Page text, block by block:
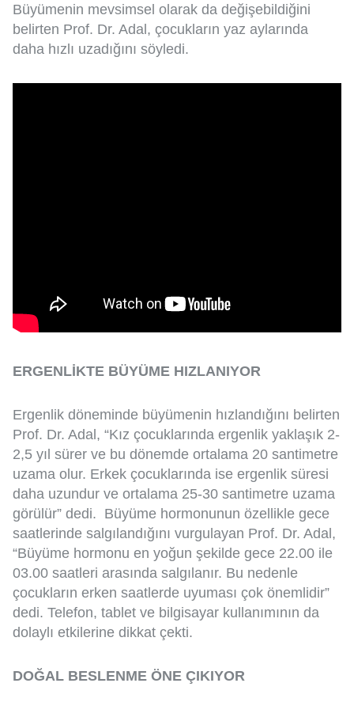
Büyümenin mevsimsel olarak da değişebildiğini
belirten Prof. Dr. Adal, çocukların yaz aylarında
daha hızlı uzadığını söyledi.
ERGENLİKTE BÜYÜME HIZLANIYOR
Ergenlik döneminde büyümenin hızlandığını belirten
Prof. Dr. Adal, “Kız çocuklarında ergenlik yaklaşık 2-
2,5 yıl sürer ve bu dönemde ortalama 20 santimetre
uzama olur. Erkek çocuklarında ise ergenlik süresi
daha uzundur ve ortalama 25-30 santimetre uzama
görülür” dedi. Büyüme hormonunun özellikle gece
saatlerinde salgılandığını vurgulayan Prof. Dr. Adal,
“Büyüme hormonu en yoğun şekilde gece 22.00 ile
03.00 saatleri arasında salgılanır. Bu nedenle
çocukların erken saatlerde uyuması çok önemlidir”
dedi. Telefon, tablet ve bilgisayar kullanımının da
dolaylı etkilerine dikkat çekti.
DOĞAL BESLENME ÖNE ÇIKIYOR